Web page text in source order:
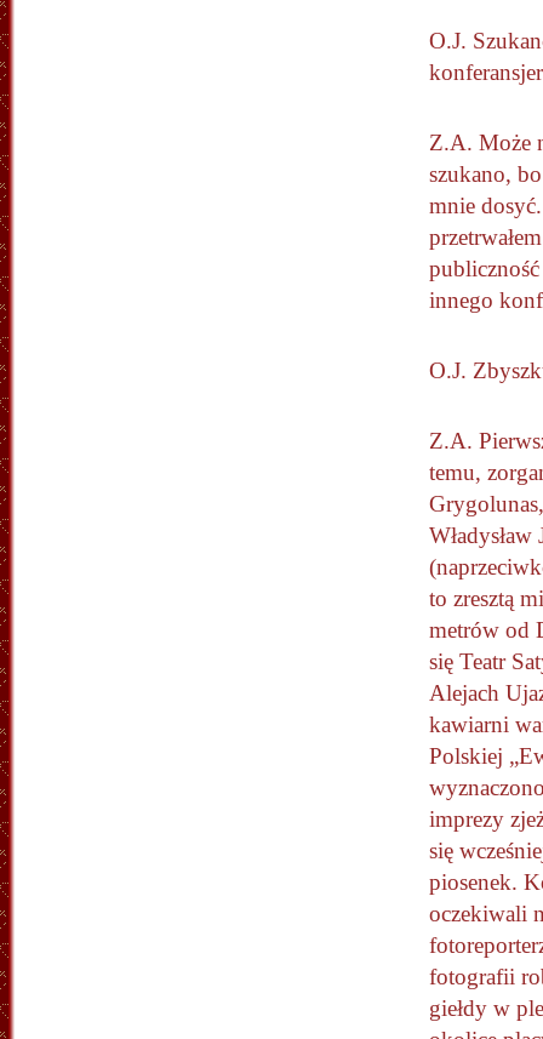
O.J.
Z.A. Może
szukano,
mnie
publiczność
innego
O.J.
Z.A.
temu,
to zresztą
metrów od
się Teatr
Alejach
kawiarni
Polskiej
imprezy
się
piosenek.
oczekiwali
fotografii
giełdy w